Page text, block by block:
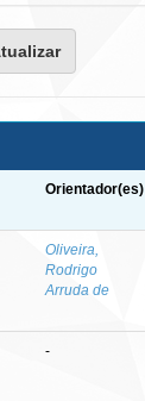
Orientador(es)
Oliveira,
Rodrigo
Arruda de
-